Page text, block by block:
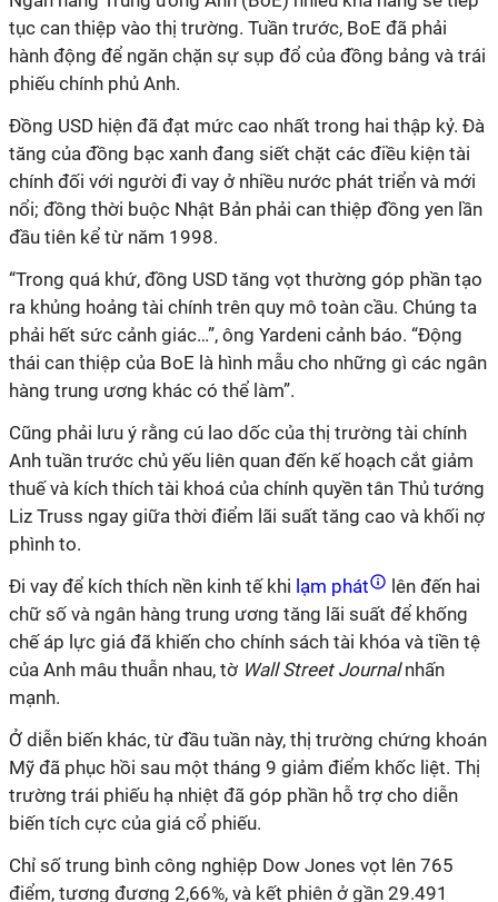
tục can thiệp vào thị trường. Tuần trước, BoE đã phải
hành động để ngăn chặn sự sụp đổ của đồng bảng và trái
phiếu chính phủ Anh.
Đồng USD hiện đã đạt mức cao nhất trong hai thập kỷ. Đà
tăng của đồng bạc xanh đang siết chặt các điều kiện tài
chính đối với người đi vay ở nhiều nước phát triển và mới
nổi; đồng thời buộc Nhật Bản phải can thiệp đồng yen lần
đầu tiên kể từ năm 1998.
“Trong quá khứ, đồng USD tăng vọt thường góp phần tạo
ra khủng hoảng tài chính trên quy mô toàn cầu. Chúng ta
phải hết sức cảnh giác…”, ông Yardeni cảnh báo. “Động
thái can thiệp của BoE là hình mẫu cho những gì các ngân
hàng trung ương khác có thể làm”.
Cũng phải lưu ý rằng cú lao dốc của thị trường tài chính
Anh tuần trước chủ yếu liên quan đến kế hoạch cắt giảm
thuế và kích thích tài khoá của chính quyền tân Thủ tướng
Liz Truss ngay giữa thời điểm lãi suất tăng cao và khối nợ
phình to.
Đi vay để kích thích nền kinh tế khi lạm phát
lên đến hai
chữ số và ngân hàng trung ương tăng lãi suất để khống
chế áp lực giá đã khiến cho chính sách tài khóa và tiền tệ
của Anh mâu thuẫn nhau, tờ Wall Street Journalnhấn
mạnh.
Ở diễn biến khác, từ đầu tuần này, thị trường chứng khoán
Mỹ đã phục hồi sau một tháng 9 giảm điểm khốc liệt. Thị
trường trái phiếu hạ nhiệt đã góp phần hỗ trợ cho diễn
biến tích cực của giá cổ phiếu.
Chỉ số trung bình công nghiệp Dow Jones vọt lên 765
điểm, tương đương 2,66%, và kết phiên ở gần 29.491